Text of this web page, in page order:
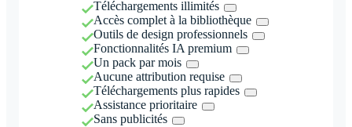
Téléchargements illimités
Accès complet à la bibliothèque
Outils de design professionnels
Fonctionnalités IA premium
Un pack par mois
Aucune attribution requise
Téléchargements plus rapides
Assistance prioritaire
Sans publicités